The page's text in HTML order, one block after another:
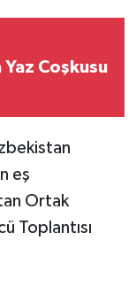
Coşkusu
eş
Ortak
Toplantısı